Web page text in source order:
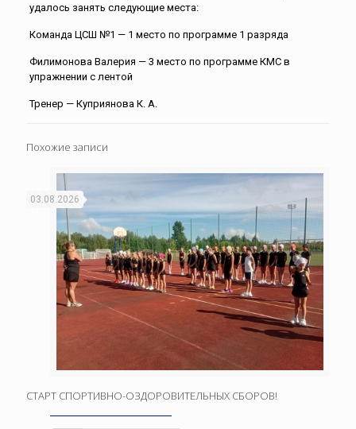
удалось занять следующие места:
Команда ЦСШ №1 — 1 место по программе 1 разряда
Филимонова Валерия — 3 место по программе КМС в
упражнении с лентой
Тренер — Куприянова К. А.
Похожие записи
03.08.2026
СТАРТ СПОРТИВНО-ОЗДОРОВИТЕЛЬНЫХ СБОРОВ!